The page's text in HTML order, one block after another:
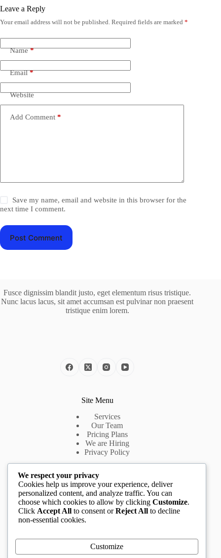
Leave a Reply
Your email address will not be published. Required fields are marked *
Name*
Email*
Website
Add Comment *
Save my name, email and website in this browser for the
next time I comment.
Post Comment
Fusce dignissim blandit justo, eget elementum risus tristique.
Nunc lacus lacus, sit amet accumsan est pulvinar non praesent
tristique enim lorem.
Site Menu
Services
Our Team
Pricing Plans
We are Hiring
Privacy Policy
Useful Links
Introduction
About Us
App Features
We respect your privacy
Cookies help us improve your experience, deliver
personalized content, and analyze traffic. You can
choose which cookies to allow by clicking Customize.
Click Accept All to consent orReject All to decline
non-essential cookies.
Customize